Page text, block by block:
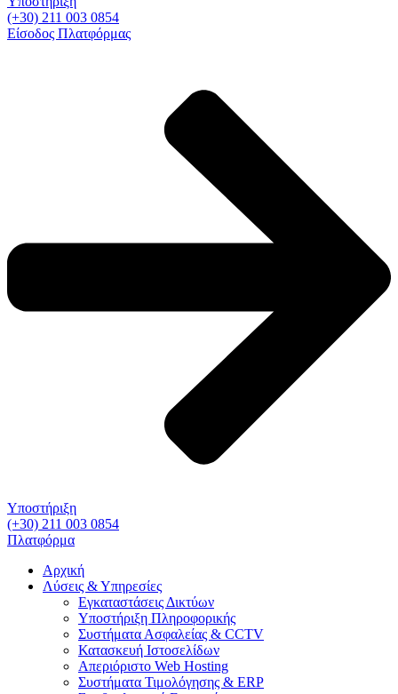
(+30) 211 003 0854
Είσοδος Πλατφόρμας
Υποστήριξη
(+30) 211 003 0854
Πλατφόρμα
Αρχική
Λύσεις & Υπηρεσίες
Εγκαταστάσεις Δικτύων
Υποστήριξη Πληροφορικής
Συστήματα Ασφαλείας & CCTV
Κατασκευή Ιστοσελίδων
Απεριόριστο Web Hosting
Συστήματα Τιμολόγησης & ERP